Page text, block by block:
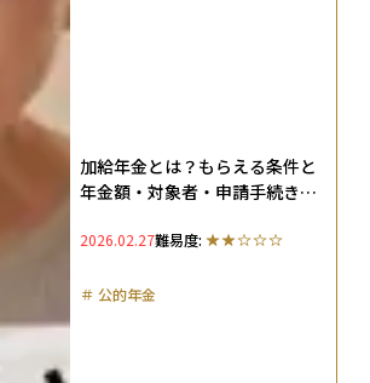
加給年金とは？もらえる条件と
年金額・対象者・申請手続きの
2026.02.27難易度:
＃ 公的年金